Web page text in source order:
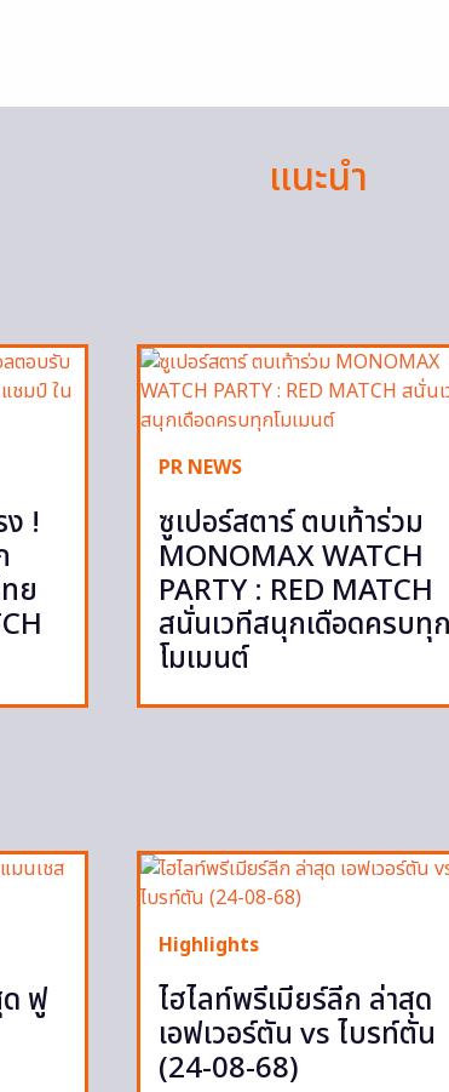
แนะนำ
!
ย
PR NEWS
ซูเปอร์สตาร์ ตบเท้าร่วม
MONOMAX WATCH
PARTY : RED MATCH
สนั่นเวทีสนุกเดือดครบทุก
โมเมนต์
ด ฟู
Highlights
ไฮไลท์พรีเมียร์ลีก ล่าสุด
เอฟเวอร์ตัน vs ไบรท์ตัน
(24-08-68)